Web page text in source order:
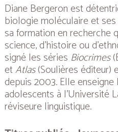
Diane Bergeron est
biologie moléculaire et
sa formation en recherche
science, d’histoire ou
signé les séries Biocrimes
etAtlas(Soulières éditeur)
depuis 2003. Elle
adolescents à l’Université
réviseure linguistique.